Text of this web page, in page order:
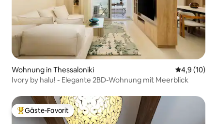
Wohnung in Thessaloniki
4,9 (10)
Ivory by halu! - Elegante 2BD-Wohnung mit Meerblick
Beliebter Gäste-Favorit.
Gäste-Favorit